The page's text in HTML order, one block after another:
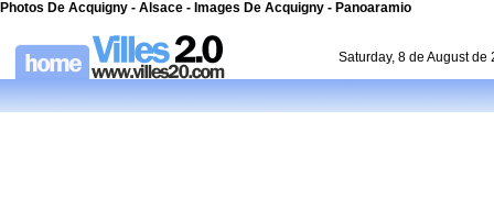
Photos De Acquigny - Alsace - Images De Acquigny - Panoaramio
Saturday, 8 de August de